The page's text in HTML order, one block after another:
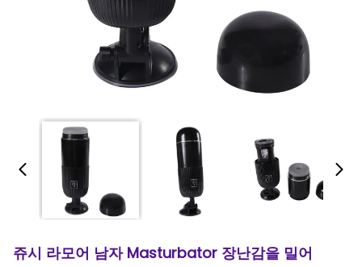
쥬시 라모어 남자 Masturbator 장난감을 밀어